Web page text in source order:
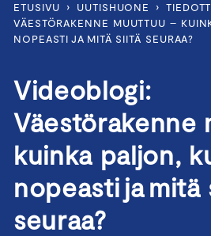
ETUSIVU › UUTISHUONE ›
VÄESTÖRAKENNE MUUTTUU –
NOPEASTI JA MITÄ SIITÄ SEURAA?
Videoblogi:
Väestörakenne
kuinka paljon,
nopeasti ja mitä
seuraa?